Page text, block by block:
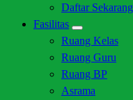
Daftar Sekarang
Fasilitas
Ruang Kelas
Ruang Guru
Ruang BP
Asrama